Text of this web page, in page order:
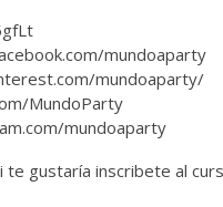
mundoaparty
mundoaparty/
MundoParty
mundoaparty
te gustaría inscribete al